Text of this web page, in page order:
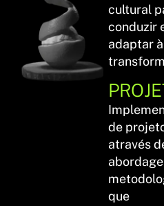
cultural
conduzir
adaptar
de
através
que